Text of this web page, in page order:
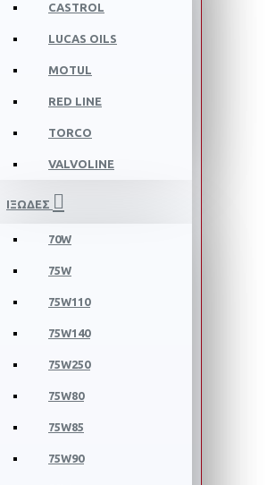
CASTROL
LUCAS OILS
MOTUL
RED LINE
TORCO
VALVOLINE
ΙΞΩΔΕΣ
70W
75W
75W110
75W140
75W250
75W80
75W85
75W90